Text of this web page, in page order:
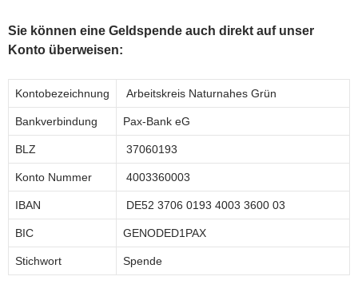
Sie können eine Geldspende auch direkt auf unser
Konto überweisen:
Kontobezeichnung Arbeitskreis Naturnahes Grün
Bankverbindung Pax-Bank eG
BLZ 37060193
Konto Nummer 4003360003
IBAN DE52 3706 0193 4003 3600 03
BIC GENODED1PAX
Stichwort Spende